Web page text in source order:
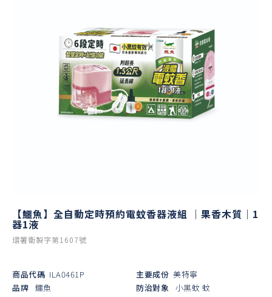
【鱷魚】全自動定時預約電蚊香器液組 ｜果香木質｜1
器1液
環署衛製字第1607號
商品代碼 ILA0461P
品牌 鱷魚
主要成份 美特寧
防治對象 小黑蚊 蚊